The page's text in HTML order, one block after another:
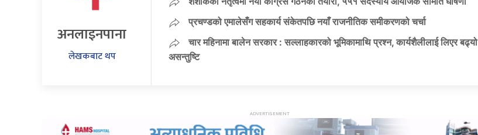
अनलाइनपाना
लेखकबाट थप
प्रचण्डको एमालेसँग सहकार्य संकेतपछि नयाँ राजनीतिक समीकरणको चर्चा
चार महिनामा बालेन सरकार : सल्लाहकारको भूमिकामाथि प्रश्न, कार्यशैलीलाई लिएर बढ्यो
असन्तुष्टि